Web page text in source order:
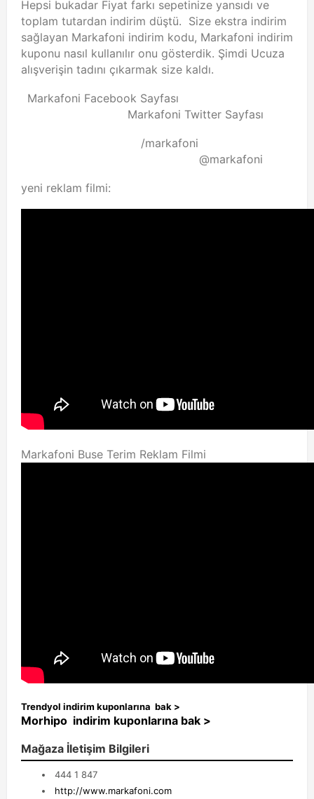
Hepsi bukadar Fiyat farkı sepetinize yansıdı ve
toplam tutardan indirim düştü. Size ekstra indirim
sağlayan Markafoni indirim kodu, Markafoni indirim
kuponu nasıl kullanılır onu gösterdik. Şimdi Ucuza
alışverişin tadını çıkarmak size kaldı.
Markafoni Facebook Sayfası
Markafoni Twitter Sayfası
/markafoni
@markafoni
yeni reklam filmi:
Markafoni Buse Terim Reklam Filmi
Trendyol indirim kuponlarına bak >
Morhipo indirim kuponlarına bak >
Mağaza İletişim Bilgileri
444 1 847
http://www.markafoni.com